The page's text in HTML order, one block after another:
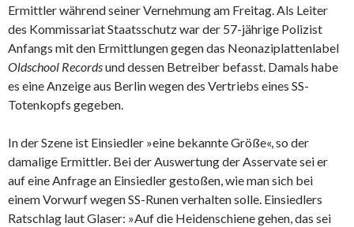
Ermittler während seiner Vernehmung am Freitag. Als Leiter
des Kommissariat Staatsschutz war der 57-jährige Polizist
Anfangs mit den Ermittlungen gegen das Neonaziplattenlabel
Oldschool Recordsund dessen Betreiber befasst. Damals habe
es eine Anzeige aus Berlin wegen des Vertriebs eines SS-
Totenkopfs gegeben.
In der Szene ist Einsiedler »eine bekannte Größe«, so der
damalige Ermittler. Bei der Auswertung der Asservate sei er
auf eine Anfrage an Einsiedler gestoßen, wie man sich bei
einem Vorwurf wegen SS-Runen verhalten solle. Einsiedlers
Ratschlag laut Glaser: »Auf die Heidenschiene gehen, das sei